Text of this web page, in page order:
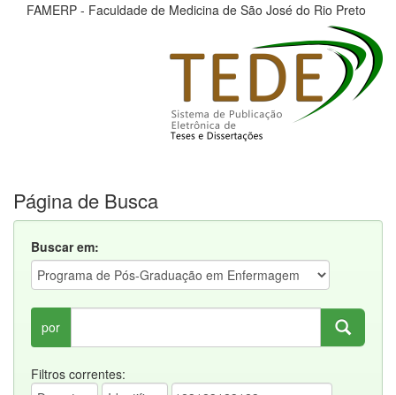
FAMERP - Faculdade de Medicina de São José do Rio Preto
Página de Busca
Buscar em:
por
Filtros correntes: